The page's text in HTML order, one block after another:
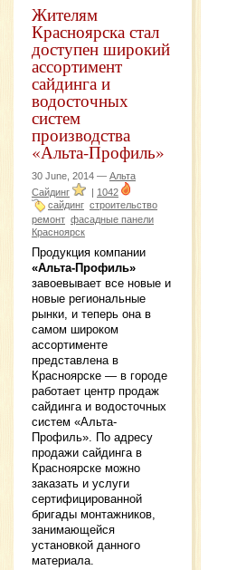
Жителям
Красноярска стал
доступен широкий
ассортимент
сайдинга и
водосточных
систем
производства
«Альта-Профиль»
30 June, 2014 — Альта
Сайдинг
| 1042
сайдинг строительство
ремонт фасадные панели
Красноярск
Продукция компании
«Альта-Профиль»
завоевывает все новые и
новые региональные
рынки, и теперь она в
самом широком
ассортименте
представлена в
Красноярске — в городе
работает центр продаж
сайдинга и водосточных
систем «Альта-
Профиль». По адресу
продажи сайдинга в
Красноярске можно
заказать и услуги
сертифицированной
бригады монтажников,
занимающейся
установкой данного
материала.